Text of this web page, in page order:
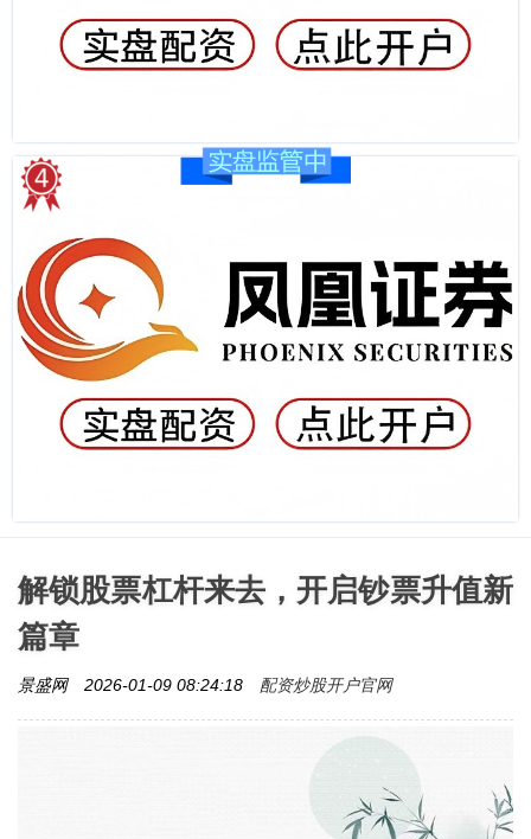
解锁股票杠杆来去，开启钞票升值新
篇章
景盛网 2026-01-09 08:24:18 配资炒股开户官网